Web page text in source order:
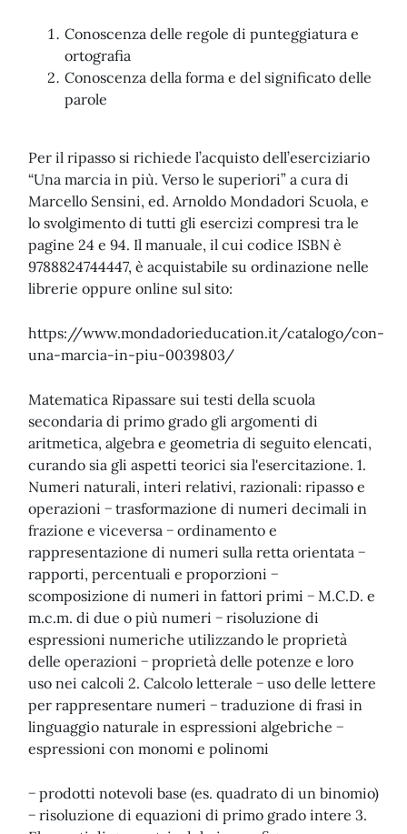
Conoscenza delle regole di punteggiatura e
ortografia
Conoscenza della forma e del significato delle
parole
Per il ripasso si richiede l’acquisto dell’eserciziario
“Una marcia in più. Verso le superiori” a cura di
Marcello Sensini, ed. Arnoldo Mondadori Scuola, e
lo svolgimento di tutti gli esercizi compresi tra le
pagine 24 e 94. Il manuale, il cui codice ISBN è
9788824744447, è acquistabile su ordinazione nelle
librerie oppure online sul sito:
https://www.mondadorieducation.it/catalogo/con-
una-marcia-in-piu-0039803/
Matematica Ripassare sui testi della scuola
secondaria di primo grado gli argomenti di
aritmetica, algebra e geometria di seguito elencati,
curando sia gli aspetti teorici sia l'esercitazione. 1.
Numeri naturali, interi relativi, razionali: ripasso e
operazioni − trasformazione di numeri decimali in
frazione e viceversa − ordinamento e
rappresentazione di numeri sulla retta orientata −
rapporti, percentuali e proporzioni −
scomposizione di numeri in fattori primi − M.C.D. e
m.c.m. di due o più numeri − risoluzione di
espressioni numeriche utilizzando le proprietà
delle operazioni − proprietà delle potenze e loro
uso nei calcoli 2. Calcolo letterale − uso delle lettere
per rappresentare numeri − traduzione di frasi in
linguaggio naturale in espressioni algebriche −
espressioni con monomi e polinomi
− prodotti notevoli base (es. quadrato di un binomio)
− risoluzione di equazioni di primo grado intere 3.